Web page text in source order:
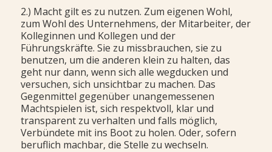
2.) Macht gilt es zu nutzen. Zum eigenen Wohl,
zum Wohl des Unternehmens, der Mitarbeiter, der
Kolleginnen und Kollegen und der
Führungskräfte. Sie zu missbrauchen, sie zu
benutzen, um die anderen klein zu halten, das
geht nur dann, wenn sich alle wegducken und
versuchen, sich unsichtbar zu machen. Das
Gegenmittel gegenüber unangemessenen
Machtspielen ist, sich respektvoll, klar und
transparent zu verhalten und falls möglich,
Verbündete mit ins Boot zu holen. Oder, sofern
beruflich machbar, die Stelle zu wechseln.